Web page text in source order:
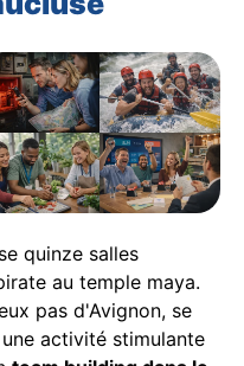
quinze salles
au temple maya.
pas d'Avignon, se
activité stimulante